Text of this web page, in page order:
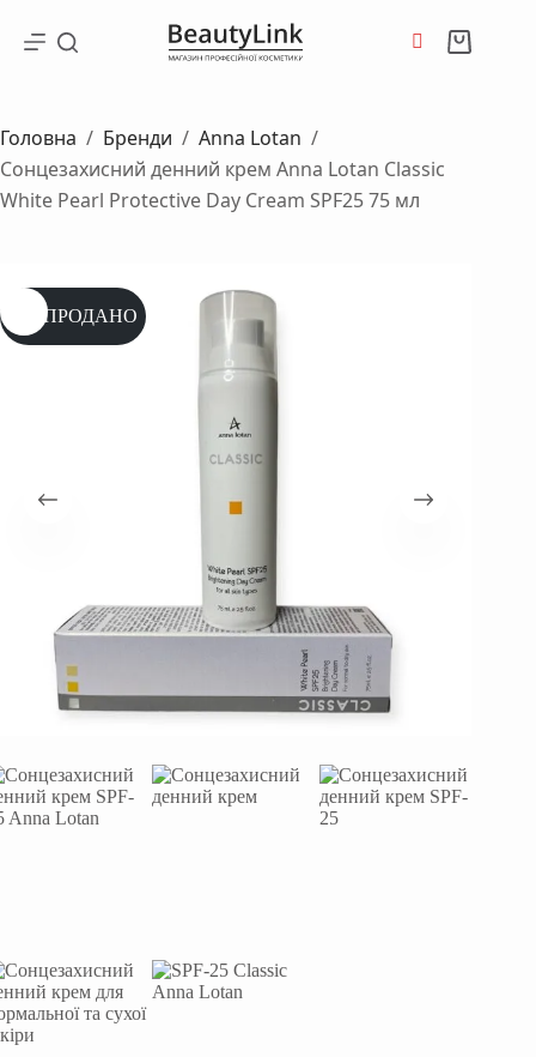
вмісту
Кошик
Головна / Бренди / Anna Lotan /
Сонцезахисний денний крем Anna Lotan Classic
White Pearl Protective Day Cream SPF25 75 мл
РОЗПРОДАНО